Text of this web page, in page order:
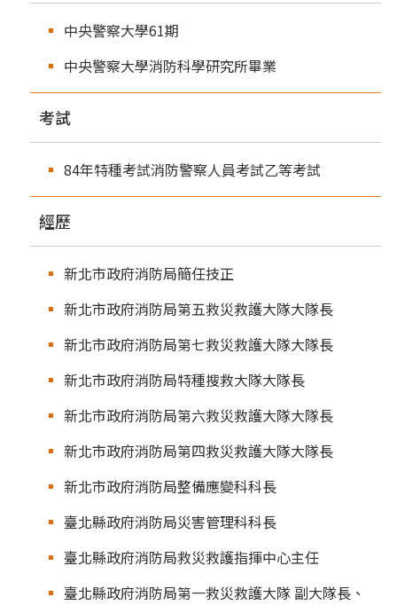
中央警察大學61期
中央警察大學消防科學研究所畢業
考試
84年特種考試消防警察人員考試乙等考試
經歷
新北市政府消防局簡任技正
新北市政府消防局第五救災救護大隊大隊長
新北市政府消防局第七救災救護大隊大隊長
新北市政府消防局特種搜救大隊大隊長
新北市政府消防局第六救災救護大隊大隊長
新北市政府消防局第四救災救護大隊大隊長
新北市政府消防局整備應變科科長
臺北縣政府消防局災害管理科科長
臺北縣政府消防局救災救護指揮中心主任
臺北縣政府消防局第一救災救護大隊 副大隊長、